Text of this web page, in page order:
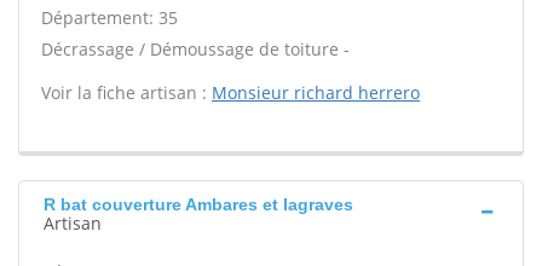
Département: 35
Décrassage / Démoussage de toiture -
Voir la fiche artisan : Monsieur richard herrero
R bat couverture Ambares et lagraves
Artisan